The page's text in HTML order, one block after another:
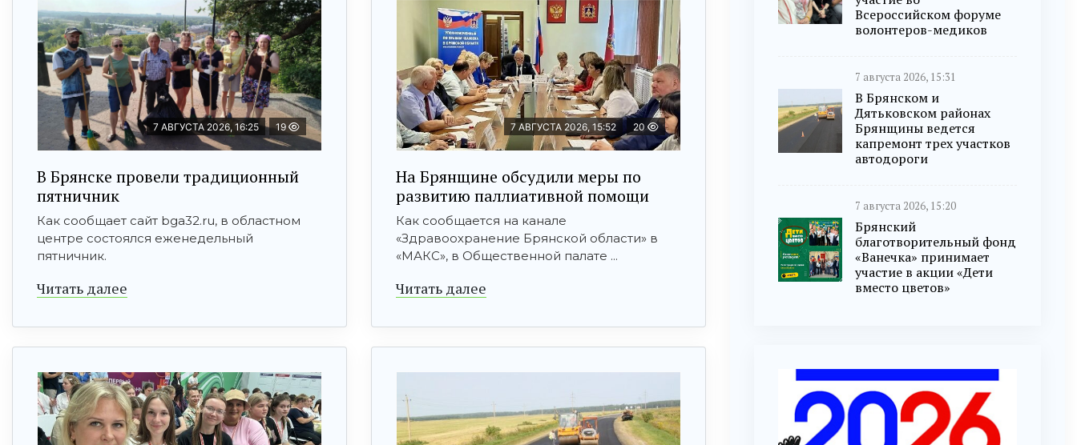
7 АВГУСТА 2026, 16:25 19
В Брянске провели традиционный
пятничник
Как сообщает сайт bga32.ru, в областном
центре состоялся еженедельный
пятничник.
Читать далее
7 АВГУСТА 2026, 15:52 20
На Брянщине обсудили меры по
развитию паллиативной помощи
Как сообщается на канале
«Здравоохранение Брянской области» в
«МАКС», в Общественной палате ...
Читать далее
Всероссийском форуме
волонтеров-медиков
7 августа 2026, 15:31
В Брянском и
Дятьковском районах
Брянщины ведется
капремонт трех участков
автодороги
7 августа 2026, 15:20
Брянский
благотворительный фонд
«Ванечка» принимает
участие в акции «Дети
вместо цветов»